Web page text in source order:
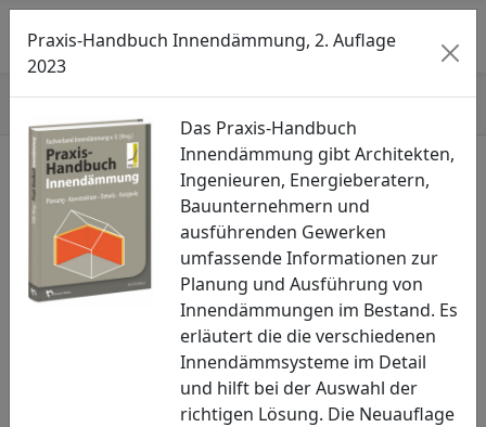
Start»Aktivitäten»Weiterentwicklung
Weiterentwicklung
Der FVID fördert die systematische Weiterentwicklung
von Innendämmsystemen. Je besser ein
Innendämmsystem, desto mehr Heizkosten können
eingespart werden, bei gleichzeitigem Erhalt der
vorhandenen Bausubstanz.
Seitenmenü öffnen
Praxis-Handbuch Innendämmung, 2. Auflage
2023
Das Praxis-Handbuch
Innendämmung gibt Architekten,
Ingenieuren, Energieberatern,
Bauunternehmern und
ausführenden Gewerken
umfassende Informationen zur
Planung und Ausführung von
Innendämmungen im Bestand. Es
erläutert die die verschiedenen
Innendämmsysteme im Detail
und hilft bei der Auswahl der
richtigen Lösung. Die Neuauflage